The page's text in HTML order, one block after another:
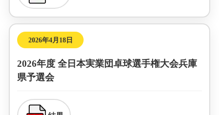
2026年4月18日
2026年度 全日本実業団卓球選手権大会兵庫
県予選会